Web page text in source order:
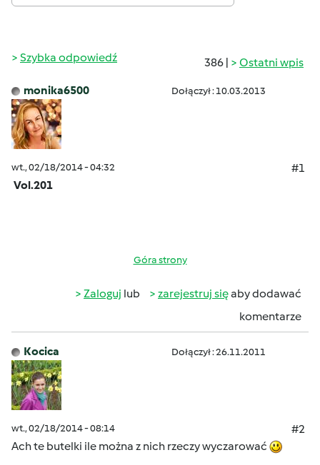
386 | Ostatni wpis
Szybka odpowiedź
monika6500 Dołączył : 10.03.2013
wt., 02/18/2014 - 04:32
#1
Vol.201
Góra strony
Zaloguj lub zarejestruj sięaby dodawać
komentarze
Kocica Dołączył : 26.11.2011
wt., 02/18/2014 - 08:14
#2
Ach te butelki ile można z nich rzeczy wyczarować